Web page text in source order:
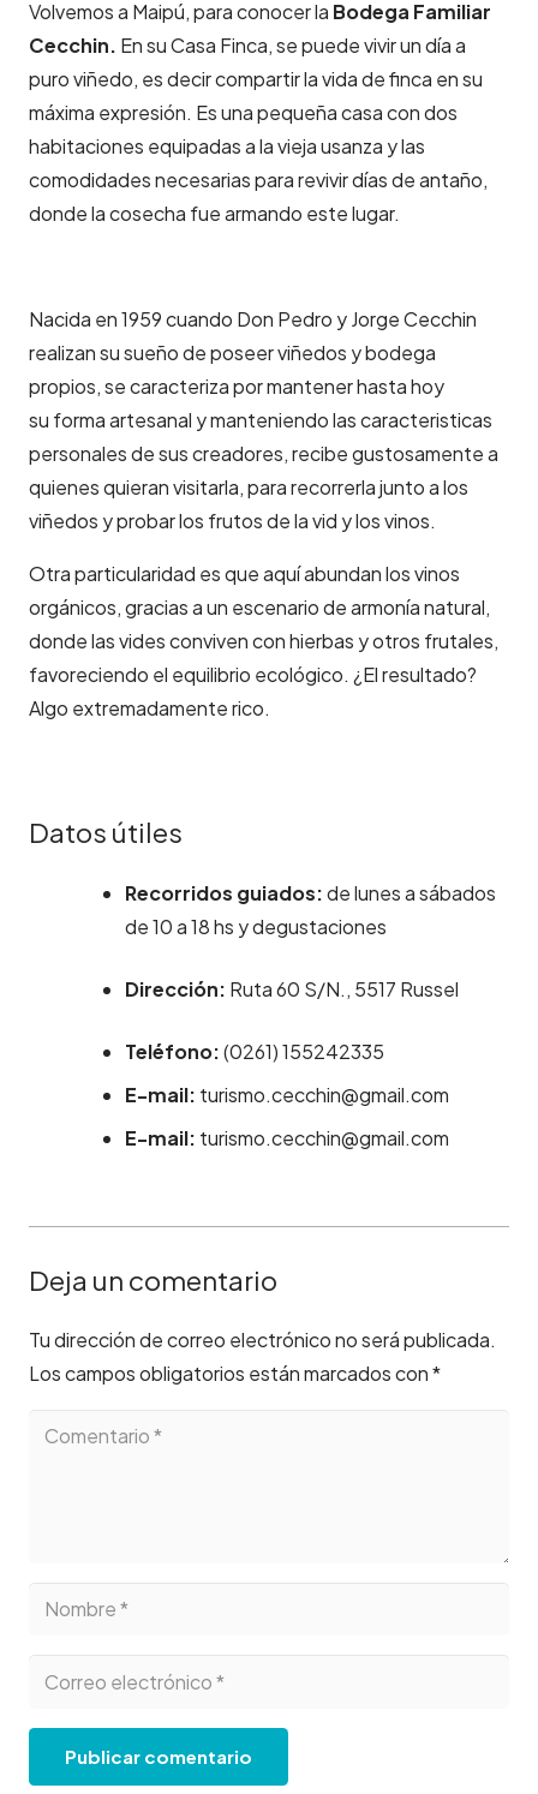
Volvemos a Maipú, para conocer la Bodega Familiar
Cecchin. En su Casa Finca, se puede vivir un día a
puro viñedo, es decir compartir la vida de finca en su
máxima expresión. Es una pequeña casa con dos
habitaciones equipadas a la vieja usanza y las
comodidades necesarias para revivir días de antaño,
donde la cosecha fue armando este lugar.
Nacida en 1959 cuando Don Pedro y Jorge Cecchin
realizan su sueño de poseer viñedos y bodega
propios, se caracteriza por mantener hasta hoy
su forma artesanal y manteniendo las caracteristicas
personales de sus creadores, recibe gustosamente a
quienes quieran visitarla, para recorrerla junto a los
viñedos y probar los frutos de la vid y los vinos.
Otra particularidad es que aquí abundan los vinos
orgánicos,gracias a un escenario de armonía natural,
donde las vides conviven con hierbas y otros frutales,
favoreciendo el equilibrio ecológico. ¿El resultado?
Algo extremadamente rico.
Datos útiles
Recorridos guiados:de lunes a sábados
de 10 a 18 hs y degustaciones
​Dirección: Ruta 60 S/N., 5517 Russel
Teléfono:(0261) 155242335
E-mail: turismo.cecchin@gmail.com
E-mail: turismo.cecchin@gmail.com
Deja un comentario
Tu dirección de correo electrónico no será publicada.
Los campos obligatorios están marcados con*
Publicar comentario